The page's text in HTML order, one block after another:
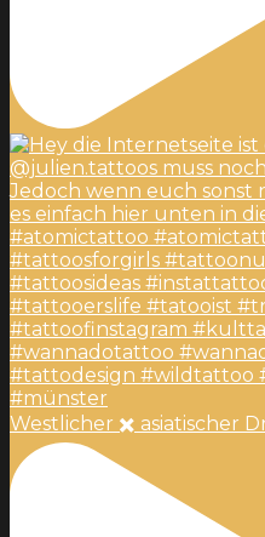
Westlicher ✖️ asiatischer